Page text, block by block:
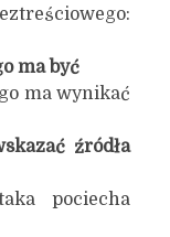
ma być
ma wynikać
źródła
pociecha